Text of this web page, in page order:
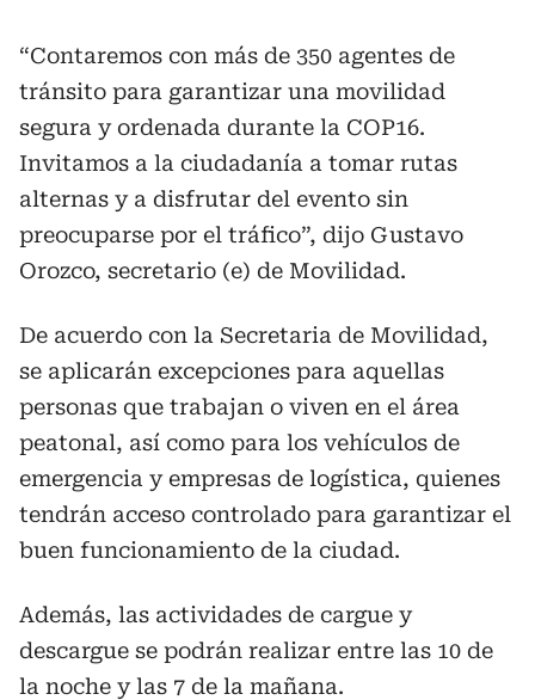
“Contaremos con más de 350 agentes de
tránsito para garantizar una movilidad
segura y ordenada durante la COP16.
Invitamos a la ciudadanía a tomar rutas
alternas y a disfrutar del evento sin
preocuparse por el tráfico”, dijo Gustavo
Orozco, secretario (e) de Movilidad.
De acuerdo con la Secretaria de Movilidad,
se aplicarán excepciones para aquellas
personas que trabajan o viven en el área
peatonal, así como para los vehículos de
emergencia y empresas de logística, quienes
tendrán acceso controlado para garantizar el
buen funcionamiento de la ciudad.
Además, las actividades de cargue y
descargue se podrán realizar entre las 10 de
la noche y las 7 de la mañana.